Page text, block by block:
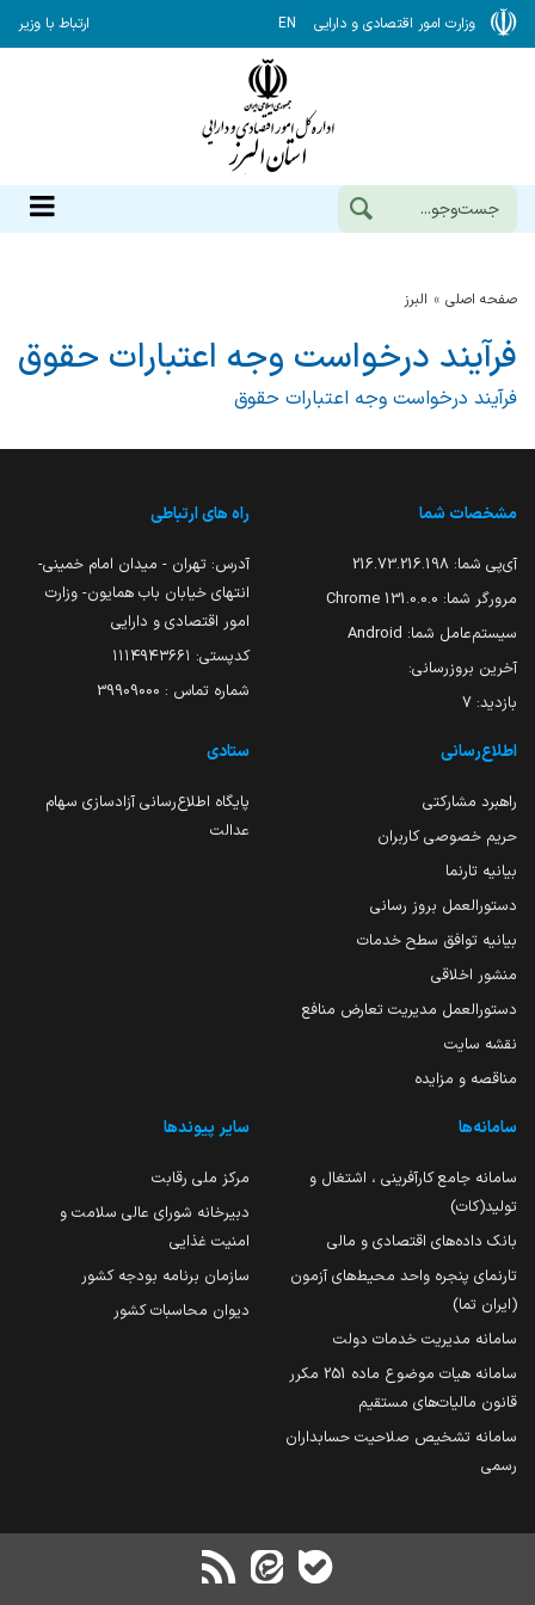
وزارت امور اقتصادی و دارایی EN ارتباط با وزیر
صفحه اصلی البرز
فرآیند درخواست وجه اعتبارات حقوق
فرآیند درخواست وجه اعتبارات حقوق
مشخصات شما
آی‌پی شما: 216.73.216.198
مرورگر شما: 131.0.0.0 Chrome
سیستم‌عامل شما: Android
آخرین بروزرسانی:
بازدید: 7
راه های ارتباطی
آدرس: تهران - میدان امام خمینی-
انتهای خیابان باب همایون- وزارت
امور اقتصادی و دارایی
کدپستی: ۱۱۱۴۹۴۳۶۶۱
شماره تماس : 39909000
اطلاع‌رسانی
راهبرد مشارکتی
حریم خصوصی کاربران
بیانیه تارنما
دستورالعمل بروز رسانی
بیانیه توافق سطح خدمات
منشور اخلاقی
دستورالعمل مدیریت تعارض منافع
نقشه سایت
مناقصه و مزایده
ستادی
پایگاه اطلاع‌رسانی آزادسازی سهام
عدالت
سامانه‌ها
سامانه جامع کارآفرینی ، اشتغال و
تولید(کات)
بانک داده‌های اقتصادی و مالی
تارنمای پنجره واحد محیط‌های آزمون
(ایران تما)
سامانه مدیریت خدمات دولت
سامانه هیات موضوع ماده 251 مکرر
قانون مالیات‌های مستقیم
سامانه تشخیص صلاحیت حسابداران
رسمی
سایر پیوندها
مرکز ملی رقابت
دبیرخانه شورای عالی سلامت و
امنیت غذایی
سازمان برنامه بودجه کشور
دیوان محاسبات کشور